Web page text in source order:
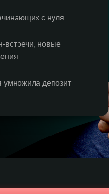
с нуля
встречи, новые
умножила депозит